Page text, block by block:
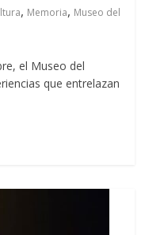
, Memoria, Museo del
el Museo del
que entrelazan